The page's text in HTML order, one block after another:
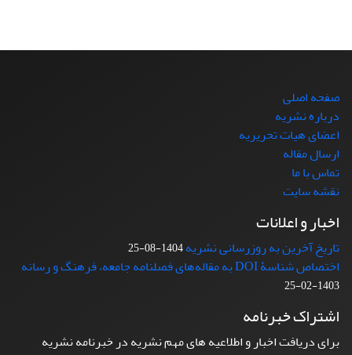
صفحه اصلی
درباره نشریه
اعضای هیات تحریریه
ارسال مقاله
تماس با ما
نقشه سایت
اخبار و اعلانات
تاریخ آخرین به روزرسانی نشریه1404-08-25
اختصاص شناسۀ DOI به مقاله‌های فصلنامه جامعه، فرهنگ و رسانه
1403-02-25
اشتراک خبرنامه
برای دریافت اخبار و اطلاعیه های مهم نشریه در خبرنامه نشریه